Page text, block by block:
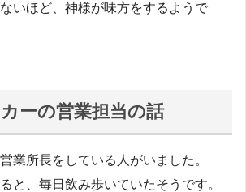
いほど、神様が味方をするようで
ーの営業担当の話
業所長をしている人がいました。
と、毎日飲み歩いていたそうです。